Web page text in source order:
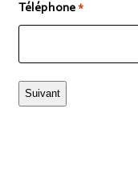
Téléphone *